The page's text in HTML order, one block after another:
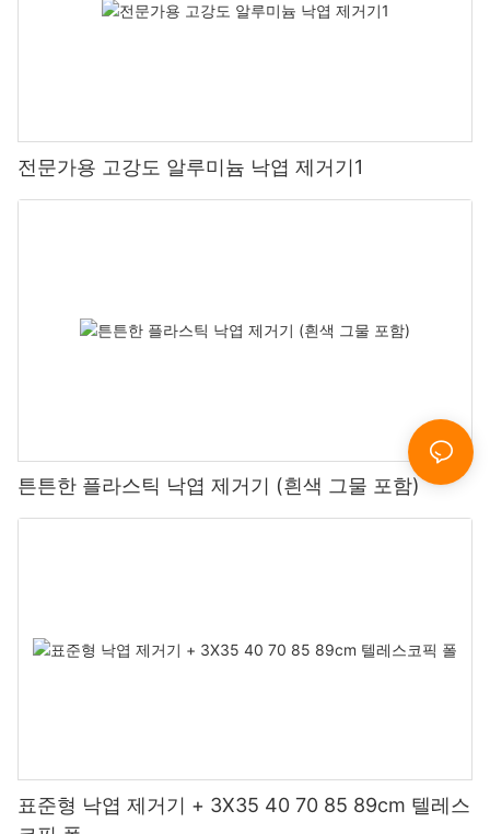
전문가용 고강도 알루미늄 낙엽 제거기1
튼튼한 플라스틱 낙엽 제거기 (흰색 그물 포함)
표준형 낙엽 제거기 + 3X35 40 70 85 89cm 텔레스